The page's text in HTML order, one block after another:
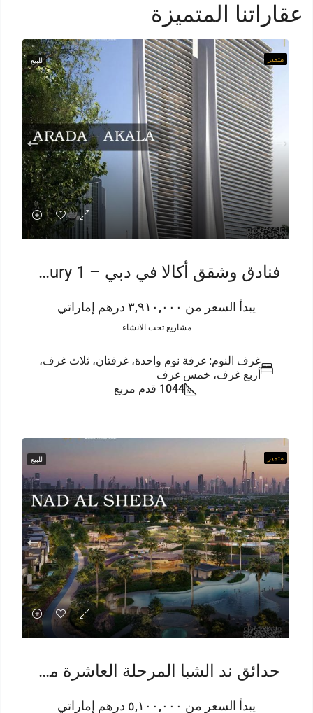
عقاراتنا المتميزة
متميز للبيع
فنادق وشقق أكالا في دبي – Luxury 1 إلى 5 غرف نوم
يبدأ السعر من ٣,٩١٠,٠٠٠ درهم إماراتي
مشاريع تحت الانشاء
غرف النوم: غرفة نوم واحدة، غرفتان، ثلاث غرف،
أربع غرف، خمس غرف
1044 قدم مربع
متميز للبيع
حدائق ند الشبا المرحلة العاشرة من3 لـ 7 غرف نوم – Luxury
يبدأ السعر من ٥,١٠٠,٠٠٠ درهم إماراتي